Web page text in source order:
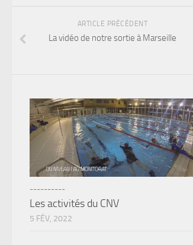
ARTICLE PRÉCÉDENT
La vidéo de notre sortie à Marseille
----------
Les activités du CNV
5 FÉV, 2022